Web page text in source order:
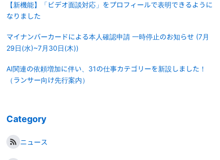
【新機能】「ビデオ面談対応」をプロフィールで表明できるように
なりました
マイナンバーカードによる本人確認申請 一時停止のお知らせ (7月
29日(水)~7月30日(木))
AI関連の依頼増加に伴い、31の仕事カテゴリーを新設しました！
（ランサー向け先行案内）
Category
ニュース